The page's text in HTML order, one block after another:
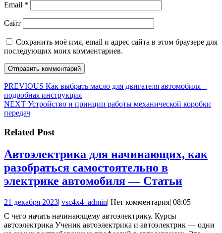
Email *
Сайт
Сохранить моё имя, email и адрес сайта в этом браузере для
последующих моих комментариев.
Навигация
по
записям
PREVIOUS Предыдущая
запись:
Как выбрать масло для двигателя автомобиля –
подробная инструкция
NEXT Следующая
запись:
Устройство и принцип работы механической коробки
передач
Related Post
Автоэлектрика для начинающих, как
разобраться самостоятельно в
электрике автомобиля — Статьи
как
21 декабря 202321
2023
| vsc4x4_adminvsc4x4_admin
| Нет комментария| 08:05
С чего начать начинающему автоэлектрику. Курсы
автоэлектрика Ученик автоэлектрика и автоэлектрик — одни